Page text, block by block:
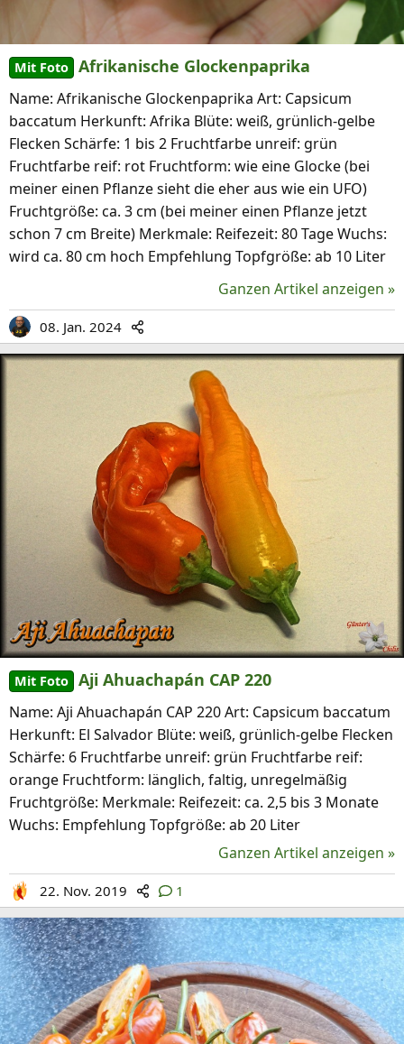
Mit Foto Afrikanische Glockenpaprika
Name: Afrikanische Glockenpaprika Art: Capsicum
baccatum Herkunft: Afrika Blüte: weiß, grünlich-gelbe
Flecken Schärfe: 1 bis 2 Fruchtfarbe unreif: grün
Fruchtfarbe reif: rot Fruchtform: wie eine Glocke (bei
meiner einen Pflanze sieht die eher aus wie ein UFO)
Fruchtgröße: ca. 3 cm (bei meiner einen Pflanze jetzt
schon 7 cm Breite) Merkmale: Reifezeit: 80 Tage Wuchs:
wird ca. 80 cm hoch Empfehlung Topfgröße: ab 10 Liter
Es gibt wohl Glockenpaprika aus Südamerika, aus Afrika
und anderen Ländern. Ob das wohl alles die gleichen
Sorten sind?
Ganzen Artikel anzeigen »
08. Jan. 2024
Mit Foto Aji Ahuachapán CAP 220
Name: Aji Ahuachapán CAP 220 Art: Capsicum baccatum
Herkunft: El Salvador Blüte: weiß, grünlich-gelbe Flecken
Schärfe: 6 Fruchtfarbe unreif: grün Fruchtfarbe reif:
orange Fruchtform: länglich, faltig, unregelmäßig
Fruchtgröße: Merkmale: Reifezeit: ca. 2,5 bis 3 Monate
Wuchs: Empfehlung Topfgröße: ab 20 Liter
Ganzen Artikel anzeigen »
22. Nov. 2019 1